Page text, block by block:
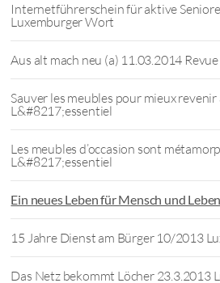
Internetführerschein für aktive
Luxemburger Wort
Aus alt mach neu (a) 11.03.2014
Sauver les meubles pour mieux revenir
L&#8217;essentiel
Les meubles d’occasion sont
L&#8217;essentiel
Ein neues Leben für Mensch und
15 Jahre Dienst am Bürger 10/2013
Das Netz bekommt Löcher 23.3.2013